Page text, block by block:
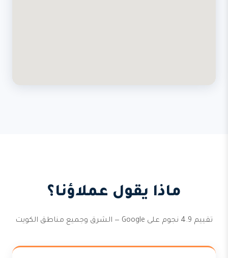
ماذا يقول عملاؤنا؟
تقييم 4.9 نجوم على Google — الشرق وجميع مناطق الكويت